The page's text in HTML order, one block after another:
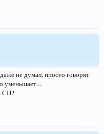
не думал, просто говорят
уменьшает...